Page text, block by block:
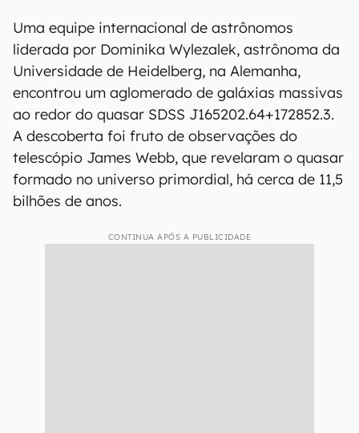
Uma equipe internacional de astrônomos
liderada por Dominika Wylezalek, astrônoma da
Universidade de Heidelberg, na Alemanha,
encontrou um aglomerado de galáxias massivas
ao redor do quasar SDSS J165202.64+172852.3.
A descoberta foi fruto de observações do
telescópio James Webb, que revelaram o quasar
formado no universo primordial, há cerca de 11,5
bilhões de anos.
CONTINUA APÓS A PUBLICIDADE